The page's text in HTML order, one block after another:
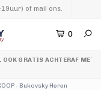
of mail ons.
0
ACHTERAF MET KLARNA.
- Bukovsky Heren